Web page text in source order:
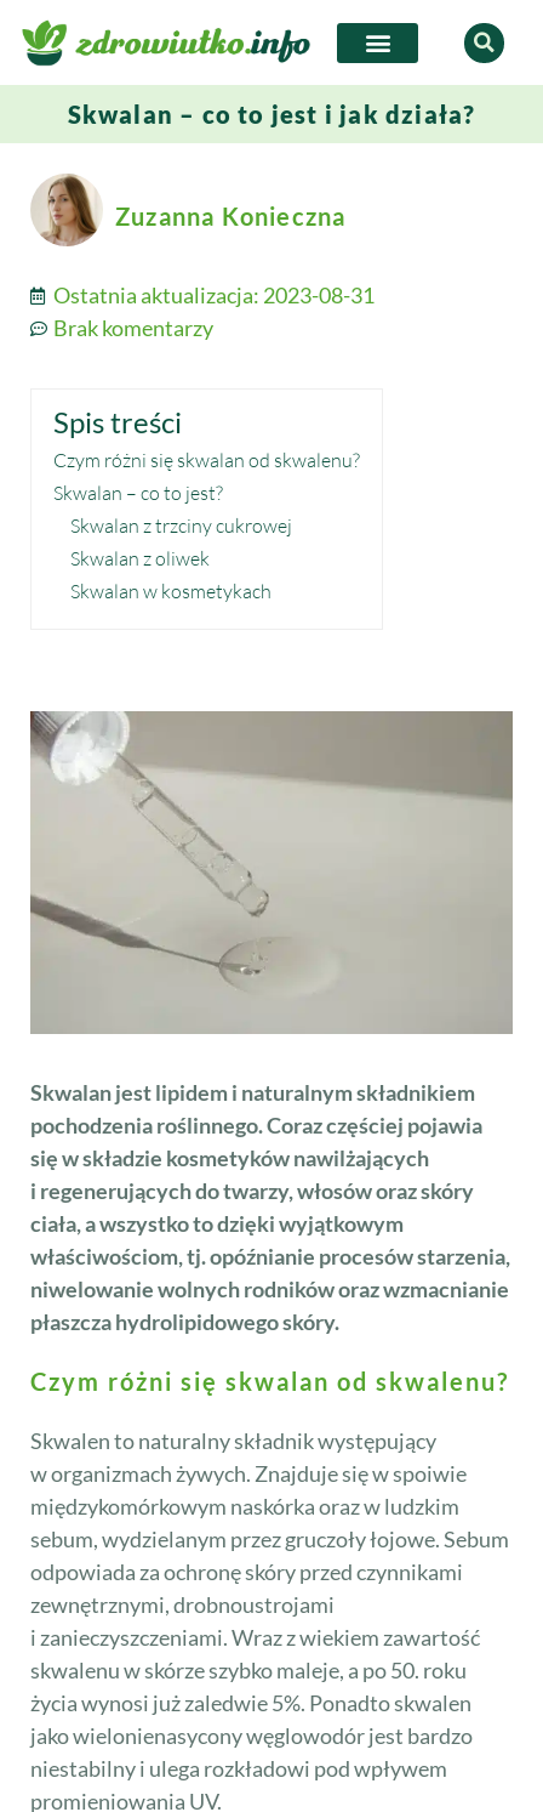
Skwalan – co to jest i jak działa?
Zuzanna Konieczna
Ostatnia aktualizacja: 2023-08-31
Brak komentarzy
Spis treści
Czym różni się skwalan od skwalenu?
Skwalan – co to jest?
Skwalan z trzciny cukrowej
Skwalan z oliwek
Skwalan w kosmetykach
Skwalan jest lipidem i naturalnym składnikiem
pochodzenia roślinnego. Coraz częściej pojawia
się w składzie kosmetyków nawilżających
i regenerujących do twarzy, włosów oraz skóry
ciała, a wszystko to dzięki wyjątkowym
właściwościom, tj. opóźnianie procesów starzenia,
niwelowanie wolnych rodników oraz wzmacnianie
płaszcza hydrolipidowego skóry.
Czym różni się skwalan od skwalenu?
Skwalen to naturalny składnik występujący
w organizmach żywych. Znajduje się w spoiwie
międzykomórkowym naskórka oraz w ludzkim
sebum, wydzielanym przez gruczoły łojowe. Sebum
odpowiada za ochronę skóry przed czynnikami
zewnętrznymi, drobnoustrojami
i zanieczyszczeniami. Wraz z wiekiem zawartość
skwalenu w skórze szybko maleje, a po 50. roku
życia wynosi już zaledwie 5%. Ponadto skwalen
jako wielonienasycony węglowodór jest bardzo
niestabilny i ulega rozkładowi pod wpływem
promieniowania UV.